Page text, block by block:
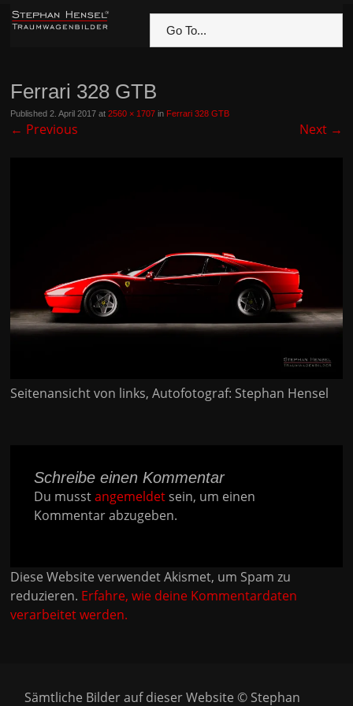
Go To...
Ferrari 328 GTB
Published2. April 2017 at2560 × 1707 in Ferrari 328 GTB
← Previous Next →
Seitenansicht von links, Autofotograf: Stephan Hensel
Schreibe einen Kommentar
Du musstangemeldet sein, um einen
Kommentar abzugeben.
Diese Website verwendet Akismet, um Spam zu
reduzieren. Erfahre, wie deine Kommentardaten
verarbeitet werden.
Sämtliche Bilder auf dieser Website © Stephan